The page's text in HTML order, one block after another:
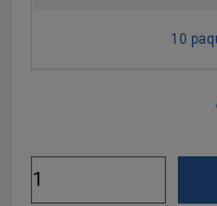
10